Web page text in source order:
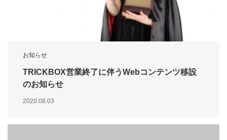
お知らせ
TRICKBOX営業終了に伴うWebコンテンツ移設
のお知らせ
2020.08.03